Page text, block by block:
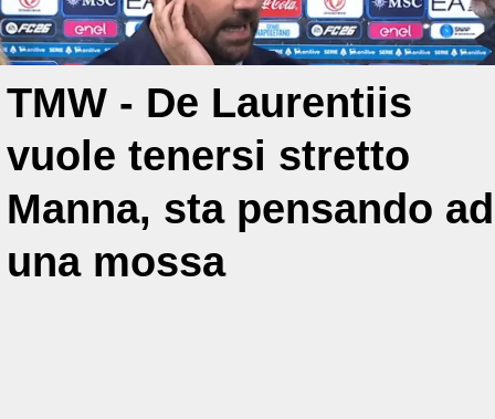
TMW - De Laurentiis
vuole tenersi stretto
Manna, sta pensando ad
una mossa